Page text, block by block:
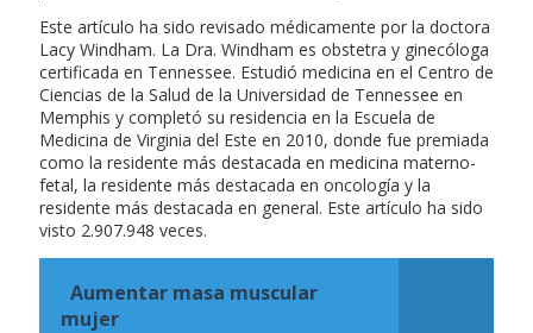
Este artículo ha sido revisado médicamente por la doctora
Lacy Windham. La Dra. Windham es obstetra y ginecóloga
certificada en Tennessee. Estudió medicina en el Centro de
Ciencias de la Salud de la Universidad de Tennessee en
Memphis y completó su residencia en la Escuela de
Medicina de Virginia del Este en 2010, donde fue premiada
como la residente más destacada en medicina materno-
fetal, la residente más destacada en oncología y la
residente más destacada en general. Este artículo ha sido
visto 2.907.948 veces.
Aumentar masa muscular
mujer